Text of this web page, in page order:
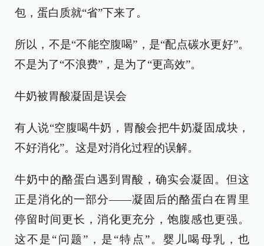
包，蛋白质就“省”下来了。
所以，不是“不能空腹喝”，是“配点碳水更好”。
不是为了“不浪费”，是为了“更高效”。
牛奶被胃酸凝固是误会
有人说“空腹喝牛奶，胃酸会把牛奶凝固成块，
不好消化”。这是对消化过程的误解。
牛奶中的酪蛋白遇到胃酸，确实会凝固。但这
正是消化的一部分——凝固后的酪蛋白在胃里
停留时间更长，消化更充分，饱腹感也更强。
这不是“问题”，是“特点”。婴儿喝母乳，也